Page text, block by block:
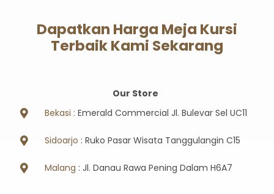
Dapatkan Harga Meja Kursi
Terbaik Kami Sekarang
Our Store
Bekasi : Emerald Commercial Jl. Bulevar Sel UC11
Sidoarjo : Ruko Pasar Wisata Tanggulangin C15
Malang : Jl. Danau Rawa Pening Dalam H6A7